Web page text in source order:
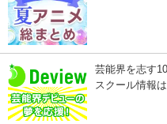
芸能界を志す
スクール情報